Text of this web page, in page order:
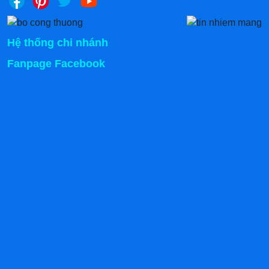
Hệ thống chi nhánh
Fanpage Facebook